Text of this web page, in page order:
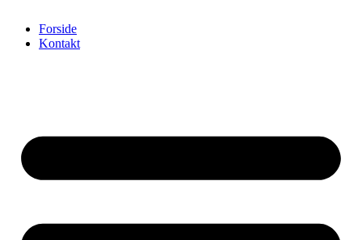
Forside
Kontakt